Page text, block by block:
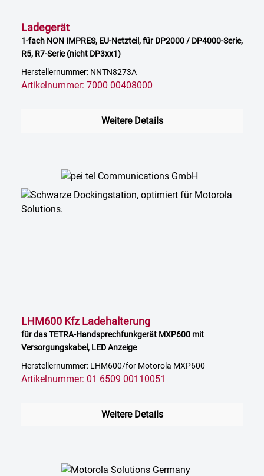
Ladegerät
1-fach NON IMPRES, EU-Netzteil, für DP2000 / DP4000-Serie,
R5, R7-Serie (nicht DP3xx1)
Herstellernummer: NNTN8273A
Artikelnummer: 7000 00408000
Weitere Details
LHM600 Kfz Ladehalterung
für das TETRA-Handsprechfunkgerät MXP600 mit
Versorgungskabel, LED Anzeige
Herstellernummer: LHM600/for Motorola MXP600
Artikelnummer: 01 6509 00110051
Weitere Details